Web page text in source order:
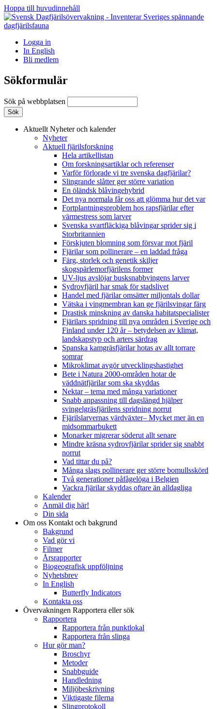
Hoppa till huvudinnehåll
Logga in
In English
Bli medlem
Sökformulär
Sök på webbplatsen
Aktuellt Nyheter och kalender
Nyheter
Aktuell fjärilsforskning
Hela artikellistan
Om forskningsartiklar och referenser
Varför förlorade vi tre svenska dagfjärilar?
Slingrande slåtter ger större variation
En öländsk blåvingehybrid
Det nya normala får oss att glömma hur det var
Fortplantningsproblem hos rapsfjärilar efter
värmestress som larver
Svenska svartfläckiga blåvingar sprider sig i
Storbritannien
Förskjuten blomning som försvar mot fjäril
Fjärilar som pollinerare – en laddad fråga
Färg, storlek och genetik skiljer
skogspärlemorfjärilens former
UV-ljus avslöjar busksnabbvingens larver
Sydrovfjäril har smak för stadslivet
Handel med fjärilar omsätter miljontals dollar
Vätska i vingmembran kan ge fjärilsvingar färg
Drastisk minskning av danska habitatspecialister
Fjärilars spridning till nya områden i Sverige och
Finland under 120 år– betydelsen av klimat,
landskapstyp och arters särdrag
Spanska kamgräsfjärilar hotas av allt torrare
somrar
Mikroklimat avgör utvecklingshastighet
Bete i Natura 2000-områden hotar de
väddnätfjärilar som ska skyddas
Nektar – tema med många variationer
Snabb anpassning till dagslängd hjälper
svingelgräsfjärilens spridning norrut
Fjärilslarvernas värdväxter– Mycket mer än en
midsommarbukett
Monarker migrerar söderut allt senare
Mindre kräsna sydrovfjärilar sprider sig snabbt
norrut
Vad tittar du på?
Många slags pollinerare ger större bomullsskörd
Två generationer påfågelöga i Belgien
Vackra fjärilar skyddas oftare än alldagliga
Kalender
Anmäl dig här!
Din sida
Om oss Kontakt och bakgrund
Bakgrund
Vad gör vi
Filmer
Årsrapporter
Biogeografisk uppföljning
Nyhetsbrev
In English
Butterfly Indicators
Kontakta oss
Övervakningen Rapportera eller sök
Rapportera
Rapportera från punktlokal
Rapportera från slinga
Hur gör man?
Broschyr
Metoder
Snabbguide
Handledning
Miljöbeskrivning
Viktigaste filerna
Slingprotokoll